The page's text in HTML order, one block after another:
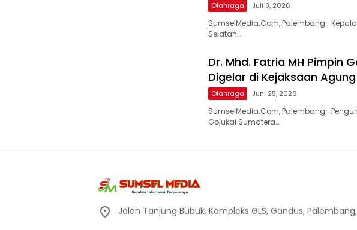
Olahraga Juli 8, 2026
SumselMedia.Com, Palembang-
Selatan…
Dr. Mhd. Fatria MH Pimpin
Digelar di Kejaksaan Agung
Olahraga Juni 25, 2026
SumselMedia.Com, Palembang-
Gojukai Sumatera…
Jalan Tanjung Bubuk, Kompleks GLS, Gandus,